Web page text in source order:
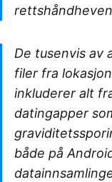
De tusenvis av
filer fra
inkluderer alt
datingapper
både på